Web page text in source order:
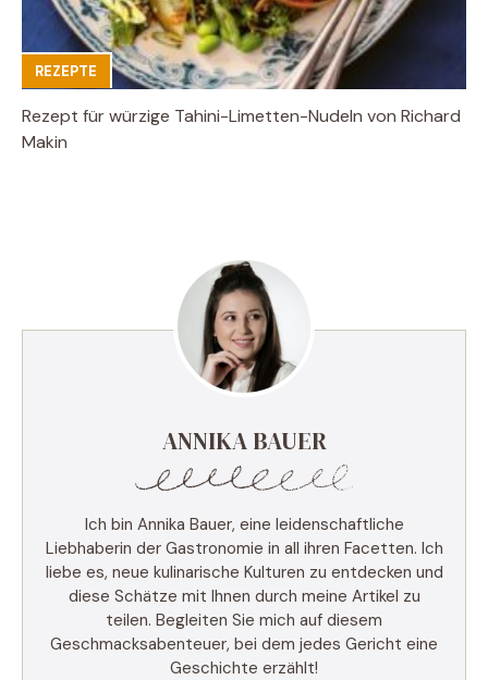
REZEPTE
Rezept für würzige Tahini-Limetten-Nudeln von Richard
Makin
ANNIKA BAUER
Ich bin Annika Bauer, eine leidenschaftliche
Liebhaberin der Gastronomie in all ihren Facetten. Ich
liebe es, neue kulinarische Kulturen zu entdecken und
diese Schätze mit Ihnen durch meine Artikel zu
teilen. Begleiten Sie mich auf diesem
Geschmacksabenteuer, bei dem jedes Gericht eine
Geschichte erzählt!